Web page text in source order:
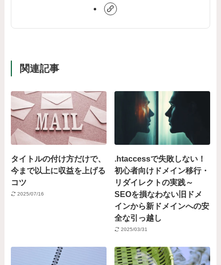
関連記事
タイトルの付け方だけで、
今まで以上に収益を上げる
コツ
2025/07/16
.htaccessで失敗しない！
初心者向けドメイン移行・
リダイレクトの実践～
SEOを損なわない旧ドメ
インから新ドメインへの安
全な引っ越し
2025/03/31